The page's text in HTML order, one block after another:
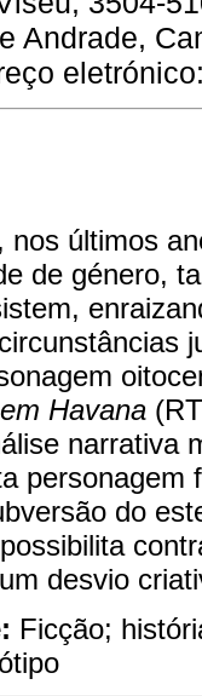
Andrade,
nos últimos
de género,
Havana
narrativa
personagem
do
desvio
Ficção;